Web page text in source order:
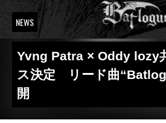
NEWS
Yvng Patra × Oddy lozy
ス決定 リード曲
開